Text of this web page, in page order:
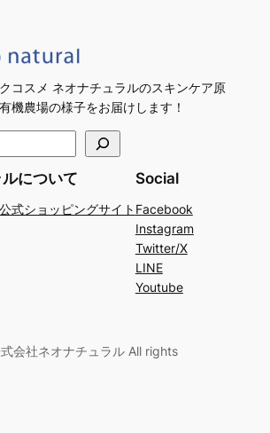
コスメ ネオナチュラルのスキンケア原
機農場の様子をお届けします！
について
式ショッピングサイト
Social
Facebook
Instagram
Twitter/X
LINE
Youtube
会社ネオナチュラル All rights